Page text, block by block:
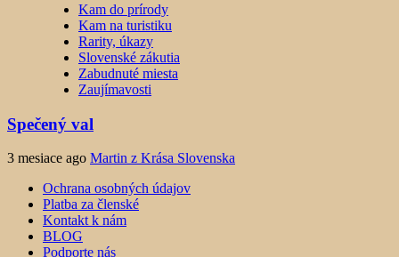
Kam do prírody
Kam na turistiku
Rarity, úkazy
Slovenské zákutia
Zabudnuté miesta
Zaujímavosti
Spečený val
3 mesiace ago Martin z Krása Slovenska
Ochrana osobných údajov
Platba za členské
Kontakt k nám
BLOG
Podporte nás